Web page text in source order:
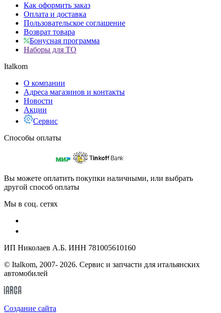
Как оформить заказ
Оплата и доставка
Пользовательское соглашение
Возврат товара
Бонусная программа
Наборы для ТО
Italkom
О компании
Адреса магазинов и контакты
Новости
Акции
Сервис
Способы оплаты
Вы можете оплатить покупки наличными, или выбрать
другой способ оплаты
Мы в соц. сетях
ИП Николаев А.Б. ИНН 781005610160
© Italkom, 2007- 2026. Сервис и запчасти для итальянских
автомобилей
Cоздание сайта